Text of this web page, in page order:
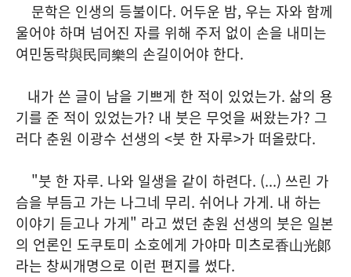
문학은 인생의 등불이다. 어두운 밤, 우는 자와 함께
울어야 하며 넘어진 자를 위해 주저 없이 손을 내미는
여민동락與民同樂의 손길이어야 한다.
내가 쓴 글이 남을 기쁘게 한 적이 있었는가. 삶의 용
기를 준 적이 있었는가? 내 붓은 무엇을 써왔는가? 그
러다 춘원 이광수 선생의 <붓 한 자루>가 떠올랐다.
"붓 한 자루. 나와 일생을 같이 하련다. (...) 쓰린 가
슴을 부듬고 가는 나그네 무리. 쉬어나 가게. 내 하는
이야기 듣고나 가게" 라고 썼던 춘원 선생의 붓은 일본
의 언론인 도쿠토미 소호에게 가야마 미츠로香山光郞
라는 창씨개명으로 이런 편지를 썼다.